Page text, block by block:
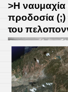
>Η ναυμαχία
προδοσία (;)
του